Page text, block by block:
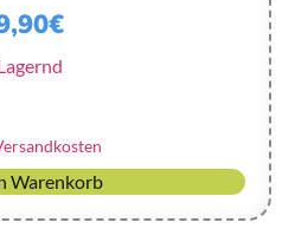
€
Warenkorb